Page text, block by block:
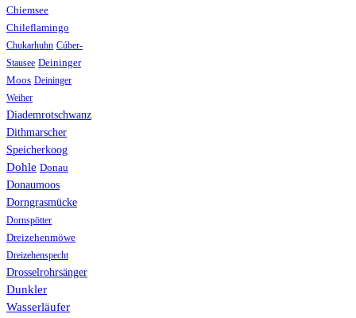
Chiemsee
Chileflamingo
Chukarhuhn Cúber-
Stausee Deininger
Moos Deininger
Weiher
Diademrotschwanz
Dithmarscher
Speicherkoog
Dohle Donau
Donaumoos
Dorngrasmücke
Dornspötter
Dreizehenmöwe
Dreizehenspecht
Drosselrohrsänger
Dunkler
Wasserläufer